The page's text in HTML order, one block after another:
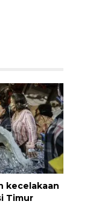
kecelakaan
Timur